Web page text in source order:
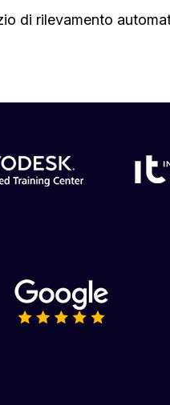
di rilevamento